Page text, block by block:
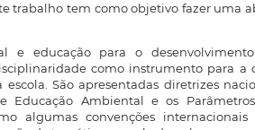
trabalho tem como objetivo fazer uma
e educação para o desenvolvimento
como instrumento para a
São apresentadas diretrizes
Educação Ambiental e os
algumas convenções